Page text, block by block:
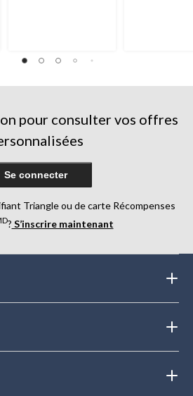
pour consulter vos offres
Se connecter
Triangle ou de carte Récompenses
? S’inscrire maintenant